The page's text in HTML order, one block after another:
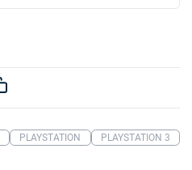
PLAYSTATION PLAYSTATION 3